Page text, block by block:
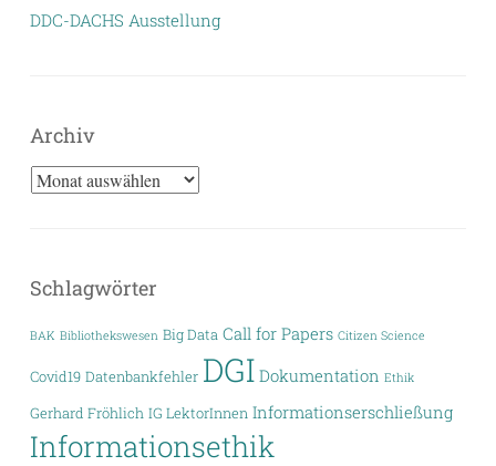
DDC-DACHS Ausstellung
Archiv
Archiv
Schlagwörter
BAK Bibliothekswesen Big Data Call for Papers Citizen Science
Covid19 Datenbankfehler DGI Dokumentation Ethik
Gerhard Fröhlich IG LektorInnen Informationserschließung
Informationsethik